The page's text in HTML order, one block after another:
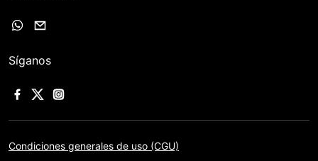
Síganos
Condiciones generales de uso (CGU)